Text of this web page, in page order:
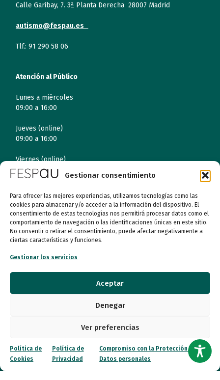
Gestionar consentimiento
Para ofrecer las mejores experiencias, utilizamos tecnologías como las
cookies para almacenar y/o acceder a la información del dispositivo. El
consentimiento de estas tecnologías nos permitirá procesar datos como el
comportamiento de navegación o las identificaciones únicas en este sitio.
No consentir o retirar el consentimiento, puede afectar negativamente a
ciertas características y funciones.
Gestionar los servicios
Aceptar
Denegar
Ver preferencias
Política de
Cookies
Política de
Privacidad
Compromiso con la Protección de
Datos personales
Calle Garibay, 7. 3ª Planta Derecha 28007 Madrid
autismo@fespau.es
Tlf.: 91 290 58 06
Atención al Público
Lunes a miércoles
09:00 a 16:00
Jueves (online)
09:00 a 16:00
Viernes (online)
09:00 a 14:00
Quiénes somos
Entidades
Recursos
Transparencia